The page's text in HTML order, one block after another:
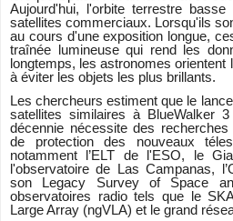
Aujourd'hui, l'orbite terrestre
satellites commerciaux. Lorsqu'ils
au cours d'une exposition longue,
traînée lumineuse qui rend les
longtemps, les astronomes
à éviter les objets les plus brillants.
Les chercheurs estiment que le
satellites similaires à BlueWalker
décennie nécessite des
de protection des nouveaux
notamment l’ELT de l'ESO, le
l'observatoire de Las Campanas,
son Legacy Survey of Space
observatoires radio tels que le
Large Array (ngVLA) et le grand